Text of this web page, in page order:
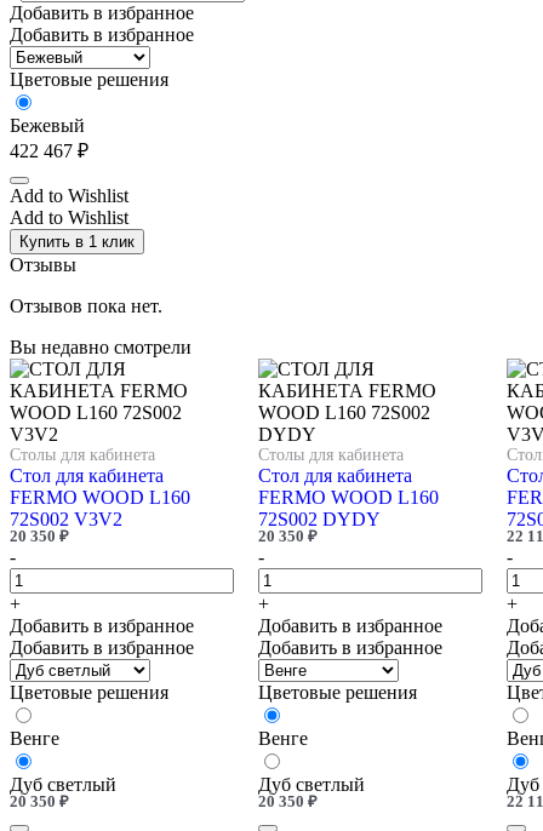
Добавить в избранное
Добавить в избранное
Цветовые решения
Бежевый
422 467 ₽
Add to Wishlist
Add to Wishlist
Купить в 1 клик
Отзывы
Отзывов пока нет.
Вы недавно смотрели
Столы для кабинета
Стол для кабинета
FERMO WOOD L160
72S002 V3V2
20 350 ₽
-
+
Добавить в избранное
Добавить в избранное
Цветовые решения
Венге
Дуб светлый
20 350 ₽
Столы для кабинета
Стол для кабинета
FERMO WOOD L160
72S002 DYDY
20 350 ₽
-
+
Добавить в избранное
Добавить в избранное
Цветовые решения
Венге
Дуб светлый
20 350 ₽
22
-
+
Дуб
22